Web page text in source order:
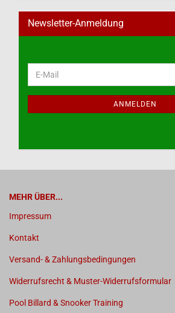
Newsletter-Anmeldung
ZUR
E-
Mail
ANMELDEN
MEHR ÜBER...
Impressum
Kontakt
Versand- & Zahlungsbedingungen
Widerrufsrecht & Muster-Widerrufsformular
Pool Billard & Snooker Training